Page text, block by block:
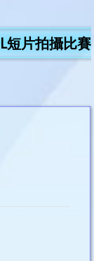
短片拍攝比賽